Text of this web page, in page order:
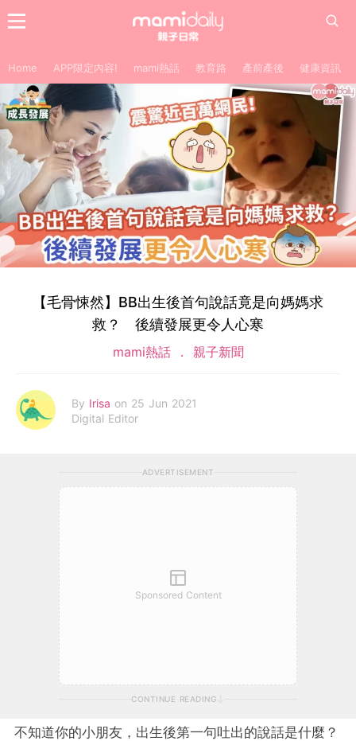
Home APP限定內容! mami熱話 教育路 產前產後 健康資訊
【毛骨悚然】BB出生後首句說話竟是向媽媽求
救？ 後續發展更令人心寒
mami熱話 親子新聞
By Irisa on 25 Jun 2021
Digital Editor
ADVERTISEMENT
Sponsored Content
CONTINUE READING
不知道你的小朋友，出生後第一句吐出的說話是什麼？